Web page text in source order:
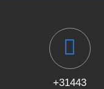
31443+